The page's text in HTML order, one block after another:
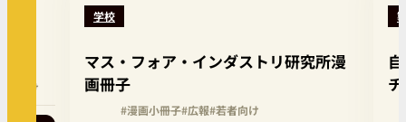
業向け
学校
マス・フォア・インダストリ研究所漫
画冊子
#漫画小冊子#広報#若者向け